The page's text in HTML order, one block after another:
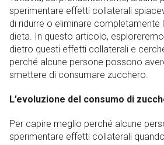
sperimentare effetti collaterali
di ridurre o eliminare
dieta. In questo articolo,
dietro questi effetti collaterali e
perché alcune persone possono
smettere di consumare zucchero.
L’evoluzione del consumo di
Per capire meglio perché alcune
sperimentare effetti collaterali